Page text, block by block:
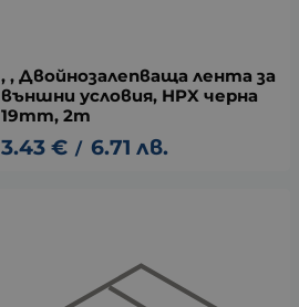
, , Двойнозалепваща лента за
външни условия, HPX черна
19mm, 2m
3.43 € / 6.71 лв.